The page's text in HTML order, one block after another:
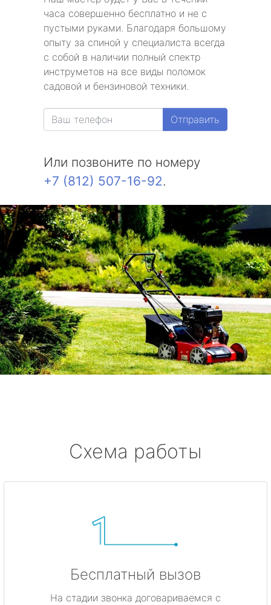
часа совершенно бесплатно и не с
пустыми руками. Благодаря большому
опыту за спиной у специалиста всегда
с собой в наличии полный спектр
инструметов на все виды поломок
садовой и бензиновой техники.
Отправить
Или позвоните по номеру
+7 (812) 507-16-92.
Схема работы
Бесплатный вызов
На стадии звонка договариваемся с